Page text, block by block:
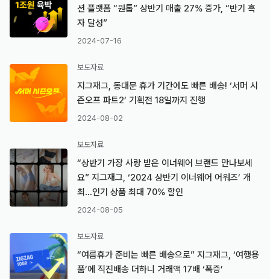
션 플랫폼 “원톱” 상반기 매출 27% 증가, “반기 흑
자 달성”
2024-07-16
보도자료
지그재그, 동대문 휴가 기간에도 빠른 배송! ‘서머 시
즌오프 파트2’ 기획전 18일까지 진행
2024-08-02
보도자료
“상반기 가장 사랑 받은 이너웨어 브랜드 만나보세
요” 지그재그, ‘2024 상반기 이너웨어 어워즈’ 개
최…인기 상품 최대 70% 할인
2024-08-05
보도자료
“여름휴가 준비는 빠른 배송으로” 지그재그, ‘여행용
품’에 직진배송 더하니 거래액 17배 ‘폭증’